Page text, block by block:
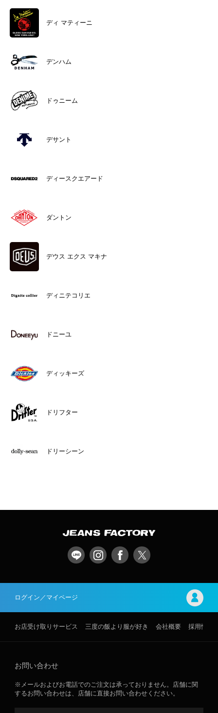
ディ マティーニ
デンハム
ドゥニーム
デサント
ディースクエアード
ダントン
デウス エクス マキナ
ディニテコリエ
ドニーユ
ディッキーズ
ドリフター
ドリーシーン
ログイン／マイページ
お店受け取りサービス 三度の飯より服が好き 会社概要 採用情報
お問い合わせ
※メールおよびお電話でのご注文は承っておりません。店舗に関
するお問い合わせは、店舗に直接お問い合わせください。